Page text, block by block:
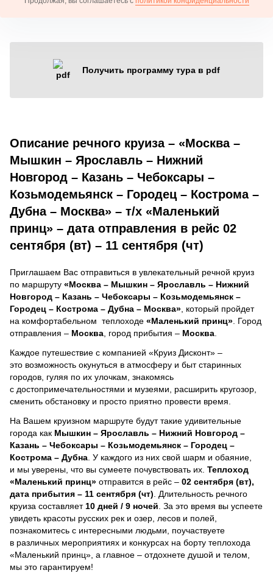
Получить программу тура в pdf
Описание речного круиза – «Москва –
Мышкин – Ярославль – Нижний
Новгород – Казань – Чебоксары –
Козьмодемьянск – Городец – Кострома –
Дубна – Москва» – т/х «Маленький
принц» – дата отправления в рейс 02
сентября (вт) – 11 сентября (чт)
Приглашаем Вас отправиться в увлекательный речной круиз
по маршруту «Москва – Мышкин – Ярославль – Нижний
Новгород – Казань – Чебоксары – Козьмодемьянск –
Городец – Кострома – Дубна – Москва» , который пройдет
на комфортабельном теплоходе «Маленький принц» . Город
отправления – Москва , город прибытия – Москва
Каждое путешествие с компанией «Круиз Дисконт» –
это возможность окунуться в атмосферу и быт старинных
городов, гуляя по их улочкам, знакомясь
с достопримечательностями и музеями, расширить кругозор,
сменить обстановку и просто приятно провести время.
На Вашем круизном маршруте будут такие удивительные
города как Мышкин – Ярославль – Нижний Новгород –
Казань – Чебоксары – Козьмодемьянск – Городец –
Кострома – Дубна . У каждого из них свой шарм и обаяние,
и мы уверены, что вы сумеете почувствовать их. Теплоход
«Маленький принц» отправится в рейс – 02 сентября (вт),
дата прибытия – 11 сентября (чт) . Длительность речного
круиза составляет 10 дней / 9 ночей За это время вы успеете
увидеть красоты русских рек и озер, лесов и полей,
познакомитесь с интересными людьми, поучаствуете
в различных мероприятиях и конкурсах на борту теплохода
«Маленький принц», а главное – отдохнете душой и телом,
мы это гарантируем!